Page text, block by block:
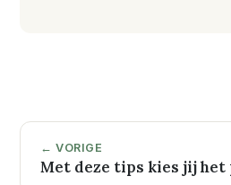
← VORIGE
Met deze tips kies jij